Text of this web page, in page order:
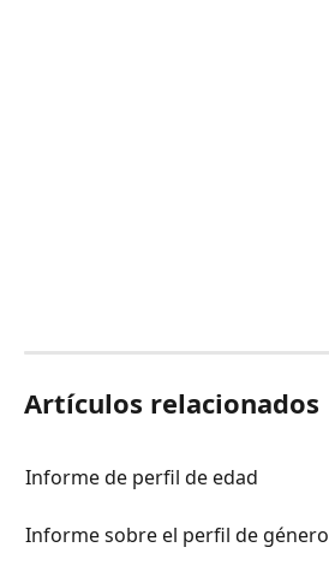
Artículos relacionados
Informe de perfil de edad
Informe sobre el perfil de género